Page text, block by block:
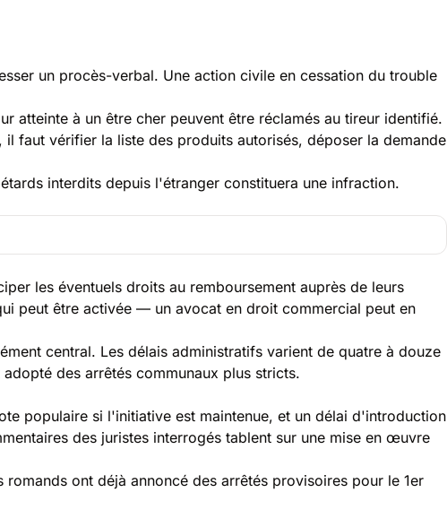
un procès-verbal. Une action civile en cessation du trouble
atteinte à un être cher peuvent être réclamés au tireur identifié.
faut vérifier la liste des produits autorisés, déposer la demande
interdits depuis l'étranger constituera une infraction.
les éventuels droits au remboursement auprès de leurs
peut être activée — un avocat en droit commercial peut en
central. Les délais administratifs varient de quatre à douze
des arrêtés communaux plus stricts.
populaire si l'initiative est maintenue, et un délai d'introduction
des juristes interrogés tablent sur une mise en œuvre
ont déjà annoncé des arrêtés provisoires pour le 1er